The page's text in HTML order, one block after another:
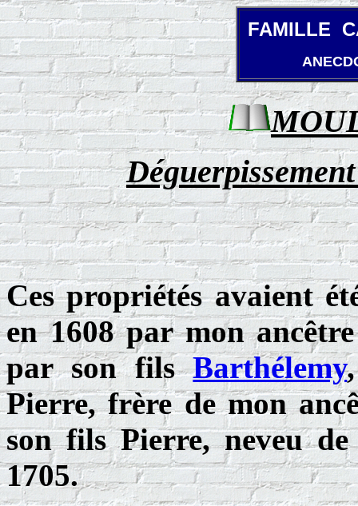
FAMILLE
Ces propriétés avaient
en 1608 par mon
par son filsBarthélemy
Pierre, frère de mon
son fils Pierre, neveu
1705.